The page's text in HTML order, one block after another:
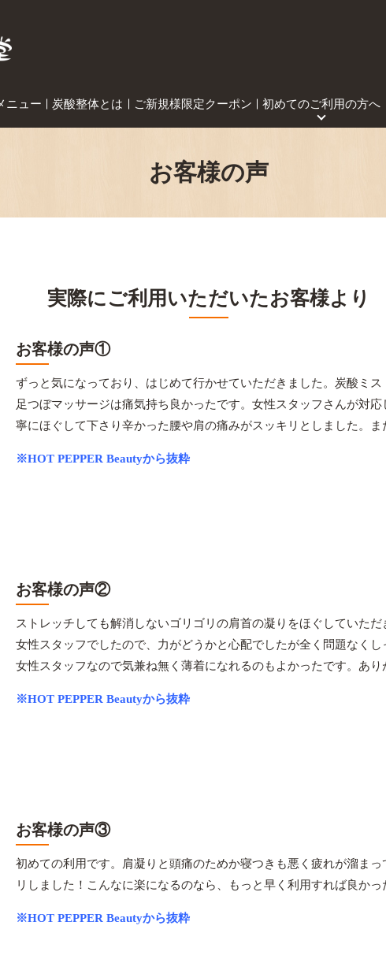
ニュー 炭酸整体とは ご新規様限定クーポン 初めてのご利用の方へ
お客様の声
実際にご利用いただいたお客様より
お客様の声①
ずっと気になっており、はじめて行かせていただきました。炭酸ミ
足つぼマッサージは痛気持ち良かったです。女性スタッフさんが対
寧にほぐして下さり辛かった腰や肩の痛みがスッキリとしました。ま
※HOT PEPPER Beautyから抜粋
お客様の声②
ストレッチしても解消しないゴリゴリの肩首の凝りをほぐしていただ
女性スタッフでしたので、力がどうかと心配でしたが全く問題なくし
女性スタッフなので気兼ね無く薄着になれるのもよかったです。あり
※HOT PEPPER Beautyから抜粋
お客様の声③
初めての利用です。肩凝りと頭痛のためか寝つきも悪く疲れが溜ま
リしました！こんなに楽になるのなら、もっと早く利用すれば良かっ
※HOT PEPPER Beautyから抜粋